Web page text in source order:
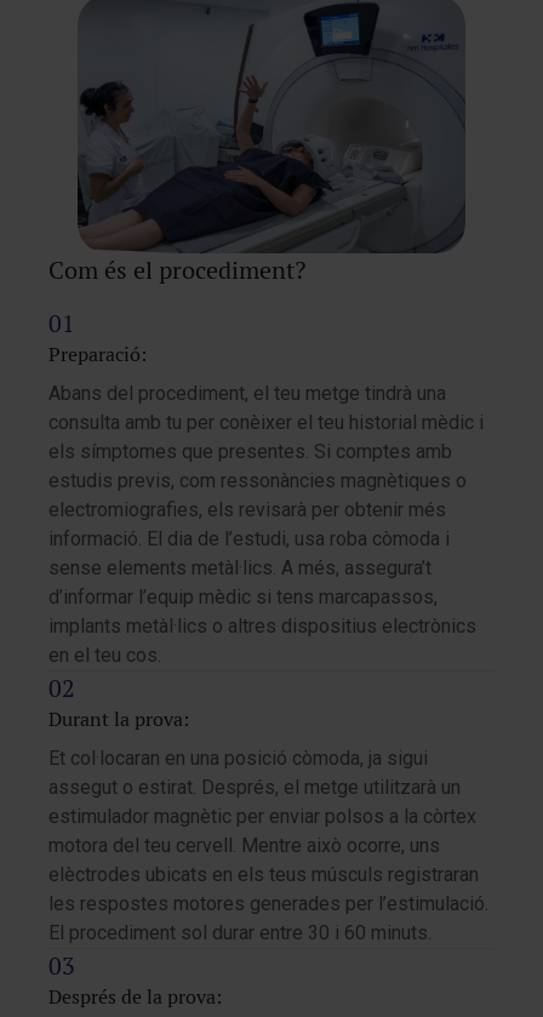
Com és el procediment?
Preparació:
Abans del procediment, el teu metge tindrà una
consulta amb tu per conèixer el teu historial mèdic i
els símptomes que presentes. Si comptes amb
estudis previs, com ressonàncies magnètiques o
electromiografies, els revisarà per obtenir més
informació. El dia de l’estudi, usa roba còmoda i
sense elements metàl·lics. A més, assegura’t
d’informar l’equip mèdic si tens marcapassos,
implants metàl·lics o altres dispositius electrònics
en el teu cos.
Durant la prova:
Et col·locaran en una posició còmoda, ja sigui
assegut o estirat. Després, el metge utilitzarà un
estimulador magnètic per enviar polsos a la còrtex
motora del teu cervell. Mentre això ocorre, uns
elèctrodes ubicats en els teus músculs registraran
les respostes motores generades per l’estimulació.
El procediment sol durar entre 30 i 60 minuts.
Després de la prova: